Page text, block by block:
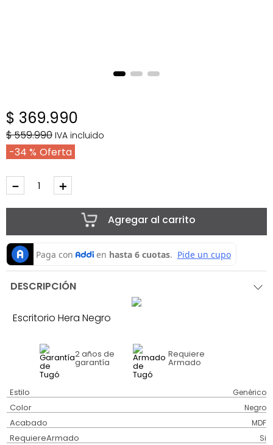
$ 369.990
$559.990 IVA incluido
34 %
＋
－
Agregar al carrito
DESCRIPCIÓN
Escritorio Hera Negro
2 años de
garantía
Requiere
Armado
Estilo Genérico
Color Negro
Acabado MDF
RequiereArmado Si